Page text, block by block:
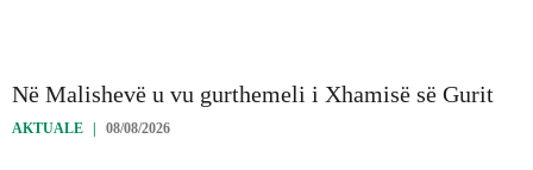
AKTUALE 08/08/2026
Në Malishevë u vu gurthemeli i Xhamisë së Gurit